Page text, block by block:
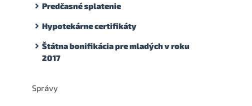
Predčasné splatenie
Hypotekárne certifikáty
Štátna bonifikácia pre mladých v roku
2017
Správy